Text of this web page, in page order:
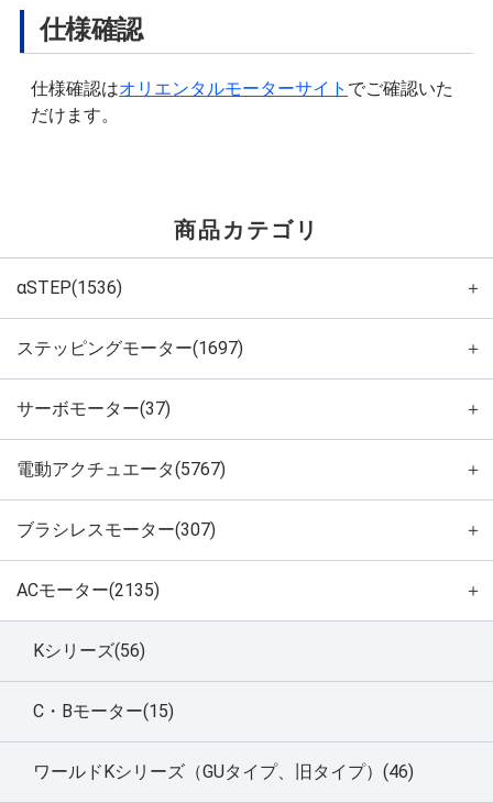
仕様確認
仕様確認はオリエンタルモーターサイト でご確認いた
だけます。
商品カテゴリ
αSTEP(1536) ＋
ステッピングモーター(1697) ＋
サーボモーター(37) ＋
電動アクチュエータ(5767) ＋
ブラシレスモーター(307) ＋
ACモーター(2135) ＋
Kシリーズ(56)
C・Bモーター(15)
ワールドKシリーズ（GUタイプ、旧タイプ）(46)